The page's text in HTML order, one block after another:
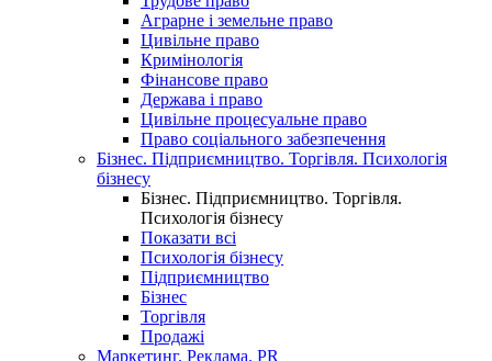
Аграрне і земельне право
Цивільне право
Кримінологія
Фінансове право
Держава і право
Цивільне процесуальне право
Право соціального забезпечення
Бізнес. Підприємництво. Торгівля. Психологія
бізнесу
Бізнес. Підприємництво. Торгівля.
Психологія бізнесу
Показати всі
Психологія бізнесу
Підприємництво
Бізнес
Торгівля
Продажі
Маркетинг. Реклама. PR